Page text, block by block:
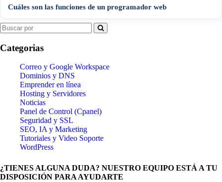
Cuáles son las funciones de un programador web
Search
for:
Categorias
Correo y Google Workspace
Dominios y DNS
Emprender en línea
Hosting y Servidores
Noticias
Panel de Control (Cpanel)
Seguridad y SSL
SEO, IA y Marketing
Tutoriales y Video Soporte
WordPress
¿TIENES ALGUNA DUDA? NUESTRO EQUIPO ESTÁ A TU
DISPOSICIÓN PARA AYUDARTE